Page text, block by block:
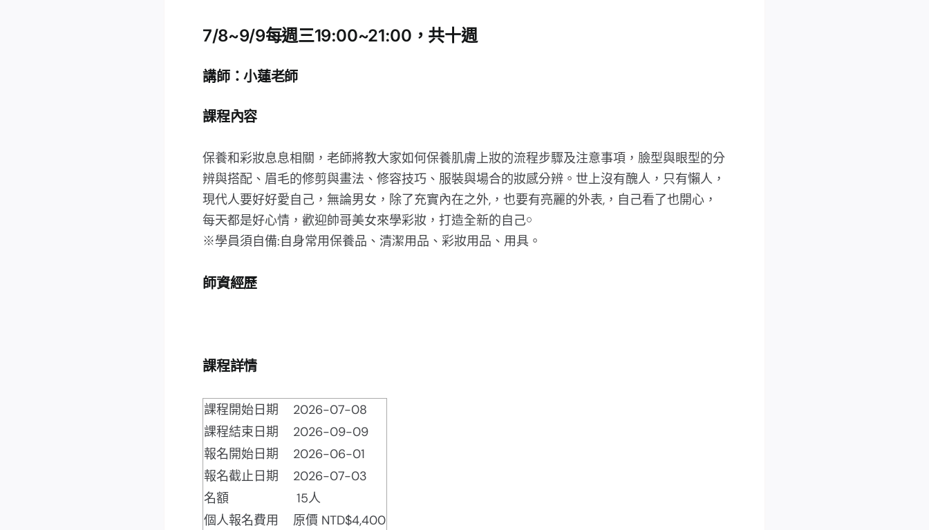
7/8~9/9每週三19:00~21:00，共十週
講師：小蓮老師
課程內容
保養和彩妝息息相關，老師將教大家如何保養肌膚上妝的流程步驟及注意事項，臉型與眼型的分
辨與搭配、眉毛的修剪與畫法、修容技巧、服裝與場合的妝感分辨。世上沒有醜人，只有懶人，
現代人要好好愛自己，無論男女，除了充實內在之外,，也要有亮麗的外表,，自己看了也開心，
每天都是好心情，歡迎帥哥美女來學彩妝，打造全新的自己￮
※學員須自備:自身常用保養品、清潔用品、彩妝用品、用具。
師資經歷
課程詳情
課程開始日期
2026-07-08
課程結束日期
2026-09-09
報名開始日期
2026-06-01
報名截止日期
2026-07-03
名額
15人
個人報名費用
原價 NTD$4,400